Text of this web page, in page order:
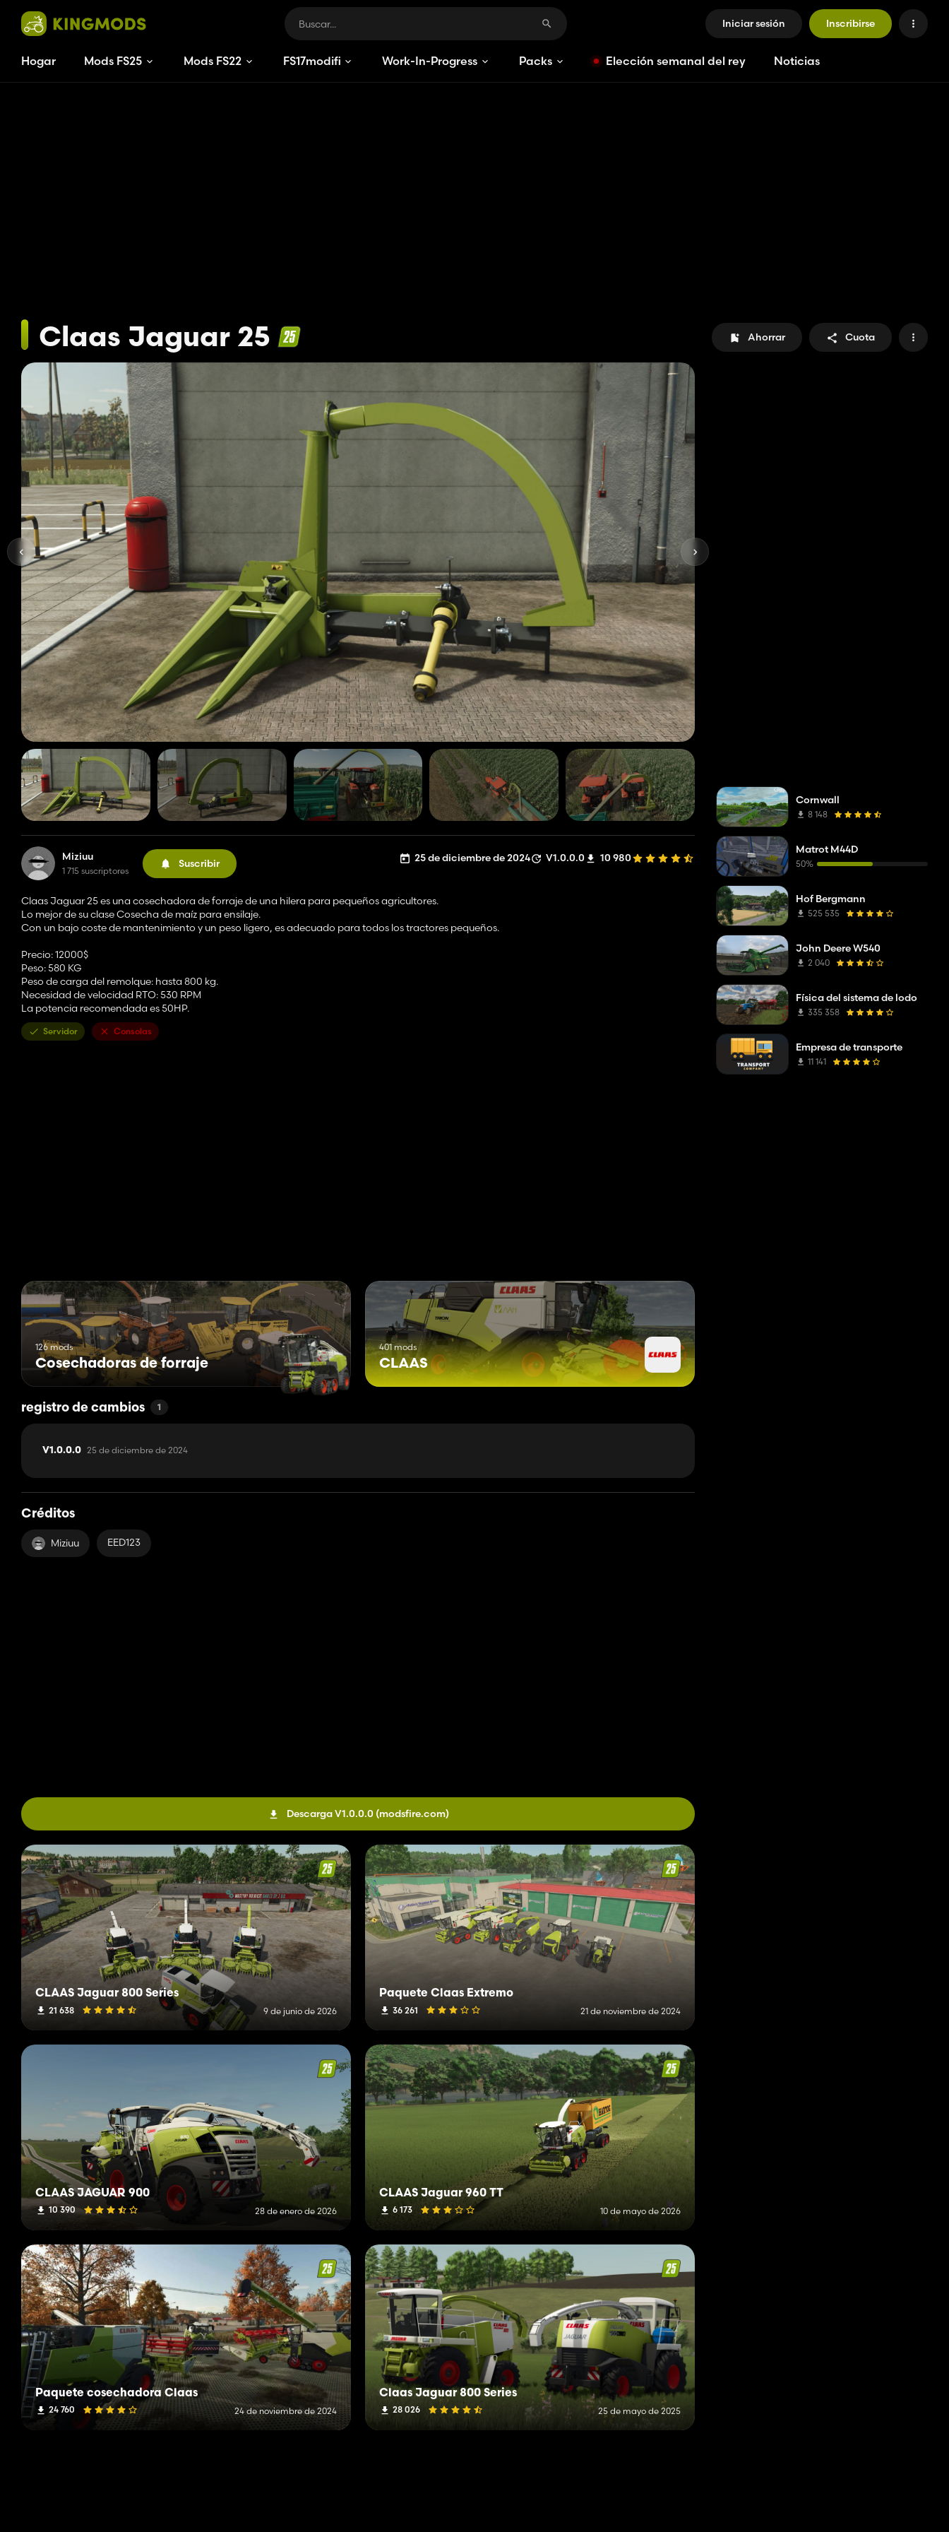
Iniciar sesión Inscribirse
Hogar Mods FS25 Mods FS22 FS17modificacionesWork-In-Progress Packs Elección semanal del rey Noticias
Claas Jaguar 25 Ahorrar Cuota
Miziuu
1 715 suscriptores
Suscribir 25 de diciembre de 2024 V1.0.0.0 10 980
Claas Jaguar 25 es una cosechadora de forraje de una hilera para pequeños agricultores.
Lo mejor de su clase Cosecha de maíz para ensilaje.
Con un bajo coste de mantenimiento y un peso ligero, es adecuado para todos los tractores pequeños.
Precio: 12000$
Peso: 580 KG
Peso de carga del remolque: hasta 800 kg.
Necesidad de velocidad RTO: 530 RPM
La potencia recomendada es 50HP.
Servidor Consolas
126 mods
Cosechadoras de forraje
401 mods
CLAAS
registro de cambios 1
V1.0.0.0 25 de diciembre de 2024
Créditos
Miziuu EED123
Descarga V1.0.0.0 (modsfire.com)
CLAAS Jaguar 800 Series
21 638 9 de junio de 2026
Paquete Claas Extremo
36 261 21 de noviembre de 2024
CLAAS JAGUAR 900
10 390 28 de enero de 2026
CLAAS Jaguar 960 TT
6 173 10 de mayo de 2026
Paquete cosechadora Claas
24 760 24 de noviembre de 2024
Claas Jaguar 800 Series
28 026 25 de mayo de 2025
Cornwall
8 148
Matrot M44D
50%
Hof Bergmann
525 535
John Deere W540
2 040
Física del sistema de lodo
335 358
Empresa de transporte
11 141